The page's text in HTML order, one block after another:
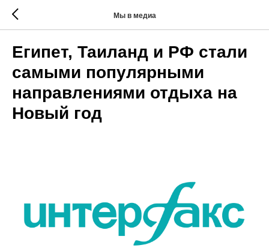
Мы в медиа
Египет, Таиланд и РФ стали
самыми популярными
направлениями отдыха на
Новый год